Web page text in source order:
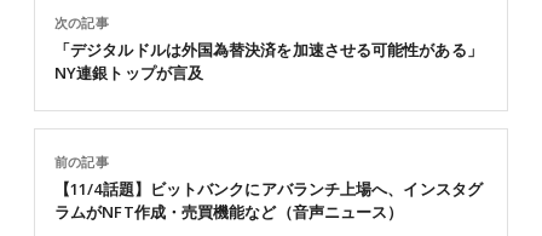
前の記事
【11/4話題】ビットバンクにアバランチ上場へ、インスタグ
ラムがNFT作成・売買機能など（音声ニュース）
次の記事
「デジタルドルは外国為替決済を加速させる可能性がある」
NY連銀トップが言及